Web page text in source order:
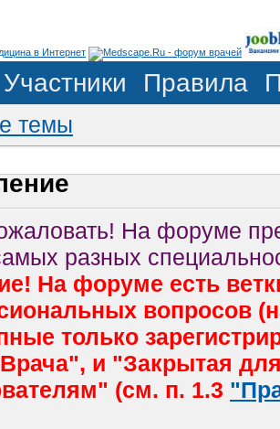
Участники Правила
темы
На форуме
разных
На форуме есть
вопросов
только
и "Закрытая
(см. п. 1.3